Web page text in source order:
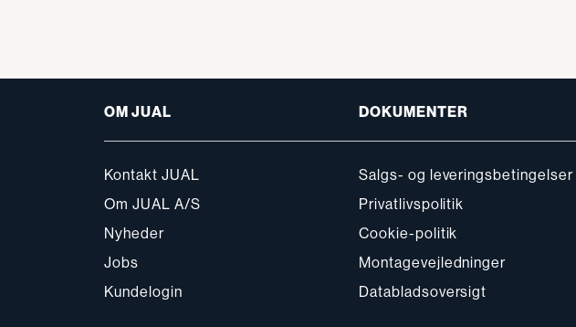
OM JUAL
Kontakt JUAL
Om JUAL A/S
Nyheder
Jobs
Kundelogin
DOKUMENTER
Salgs- og leveringsbetingelser
Privatlivspolitik
Cookie-politik
Montagevejledninger
Databladsoversigt